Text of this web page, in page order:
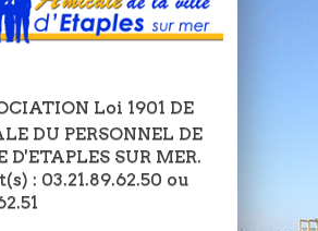
Loi 1901 DE
DU PERSONNEL DE
D'ETAPLES SUR MER.
: 03.21.89.62.50 ou